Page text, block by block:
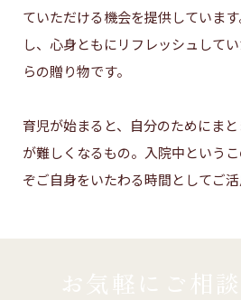
ていただける機会を提供していま
し、心身ともにリフレッシュして
らの贈り物です。
育児が始まると、自分のためにま
が難しくなるもの。入院中という
ぞご自身をいたわる時間としてご活
お気軽にご相